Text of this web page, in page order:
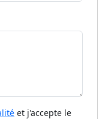
et j'accepte le